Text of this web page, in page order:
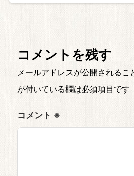
コメントを残す
メールアドレスが公開されるこ
が付いている欄は必須項目です
コメント ※